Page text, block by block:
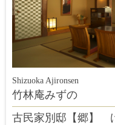
Shizuoka Ajironsen
竹林庵みずの
古民家別邸【郷】